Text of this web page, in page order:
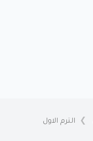
الترم الاول